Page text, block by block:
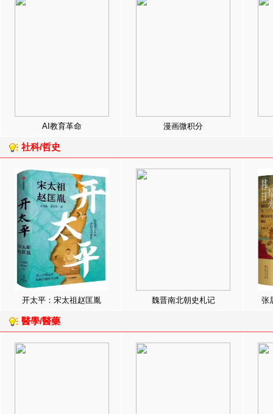
AI教育革命 漫画微积分
社科/哲史
开太平：宋太祖赵匡胤 魏晋南北朝史札记 张
醫學/醫藥